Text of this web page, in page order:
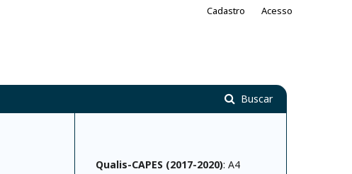
Buscar
Cadastro Acesso
Qualis-CAPES (2017-2020): A4